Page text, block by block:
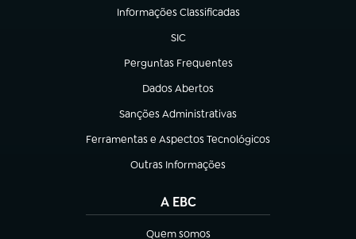
Informações Classificadas
(abre em nova aba)
SIC
(abre em nova aba)
Perguntas Frequentes
(abre em nova aba)
Dados Abertos
(abre em nova aba)
Sanções Administrativas
(abre em nova aba)
Ferramentas e Aspectos Tecnológicos
(abre em nova aba)
Outras Informações
(abre em nova aba)
A EBC
Quem somos